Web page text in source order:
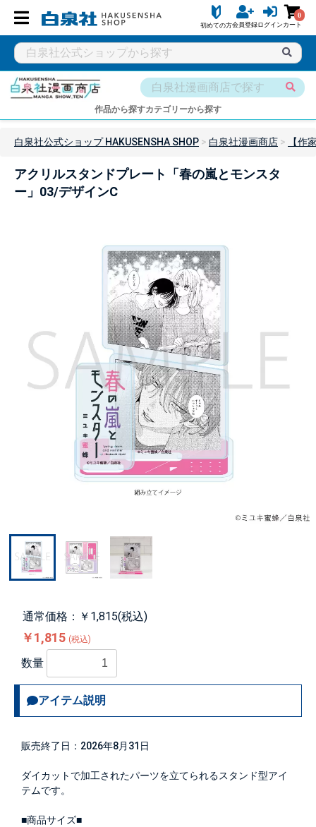
初めての方会員登録ログイン
0
カート
作品から探すカテゴリーから探す
白泉社公式ショップ HAKUSENSHA SHOP 白泉社漫画商店 【作
アクリルスタンドプレート「春の嵐とモンスタ
ー」03/デザインC
通常価格：￥1,815(税込)
￥1,815 (税込)
数量
アイテム説明
販売終了日：2026年8月31日
ダイカットで加工されたパーツを立てられるスタンド型アイ
テムです。
■商品サイズ■